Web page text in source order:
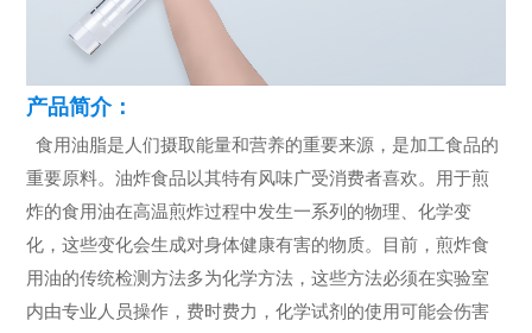
产品简介：
食用油脂是人们摄取能量和营养的重要来源，是加工食品的
重要原料。油炸食品以其特有风味广受消费者喜欢。用于煎
炸的食用油在高温煎炸过程中发生一系列的物理、化学变
化，这些变化会生成对身体健康有害的物质。目前，煎炸食
用油的传统检测方法多为化学方法，这些方法必须在实验室
内由专业人员操作，费时费力，化学试剂的使用可能会伤害